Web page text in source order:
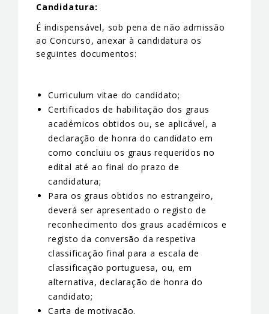
Candidatura:
É indispensável, sob pena de não admissão
ao Concurso, anexar à candidatura os
seguintes documentos:
Curriculum vitae do candidato;
Certificados de habilitação dos graus
académicos obtidos ou, se aplicável, a
declaração de honra do candidato em
como concluiu os graus requeridos no
edital até ao final do prazo de
candidatura;
Para os graus obtidos no estrangeiro,
deverá ser apresentado o registo de
reconhecimento dos graus académicos e
registo da conversão da respetiva
classificação final para a escala de
classificação portuguesa, ou, em
alternativa, declaração de honra do
candidato;
Carta de motivação.